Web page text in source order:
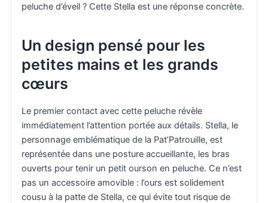
peluche d’éveil ? Cette Stella est une réponse concrète.
Un design pensé pour les
petites mains et les grands
cœurs
Le premier contact avec cette peluche révèle
immédiatement l’attention portée aux détails. Stella, le
personnage emblématique de la Pat’Patrouille, est
représentée dans une posture accueillante, les bras
ouverts pour tenir un petit ourson en peluche. Ce n’est
pas un accessoire amovible : l’ours est solidement
cousu à la patte de Stella, ce qui évite tout risque de